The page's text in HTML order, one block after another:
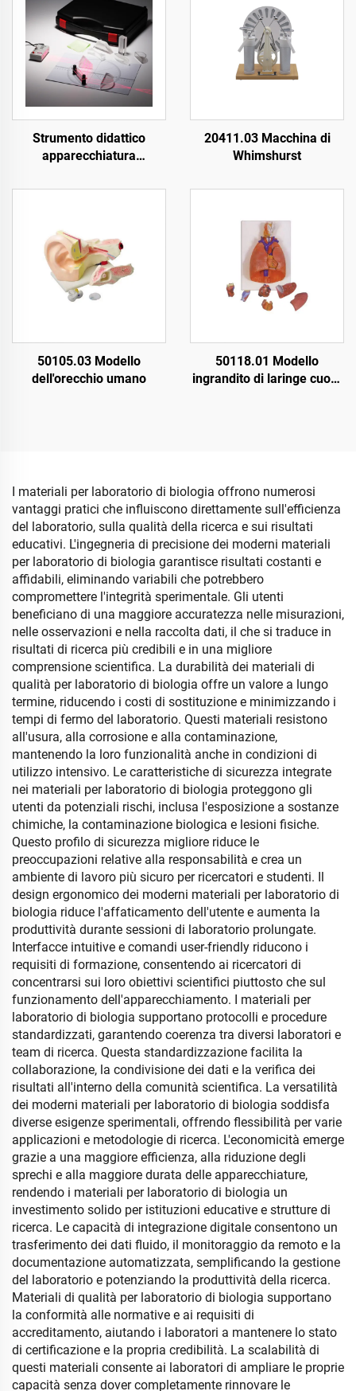
Strumento didattico
apparecchiatura
laser ottico
20411.03 Macchina di
Whimshurst
50105.03 Modello
dell'orecchio umano
50118.01 Modello
ingrandito di laringe cuore
I materiali per laboratorio di biologia offrono numerosi
vantaggi pratici che influiscono direttamente sull'efficienza
del laboratorio, sulla qualità della ricerca e sui risultati
educativi. L'ingegneria di precisione dei moderni materiali
per laboratorio di biologia garantisce risultati costanti e
affidabili, eliminando variabili che potrebbero
compromettere l'integrità sperimentale. Gli utenti
beneficiano di una maggiore accuratezza nelle misurazioni,
nelle osservazioni e nella raccolta dati, il che si traduce in
risultati di ricerca più credibili e in una migliore
comprensione scientifica. La durabilità dei materiali di
qualità per laboratorio di biologia offre un valore a lungo
termine, riducendo i costi di sostituzione e minimizzando i
tempi di fermo del laboratorio. Questi materiali resistono
all'usura, alla corrosione e alla contaminazione,
mantenendo la loro funzionalità anche in condizioni di
utilizzo intensivo. Le caratteristiche di sicurezza integrate
nei materiali per laboratorio di biologia proteggono gli
utenti da potenziali rischi, inclusa l'esposizione a sostanze
chimiche, la contaminazione biologica e lesioni fisiche.
Questo profilo di sicurezza migliore riduce le
preoccupazioni relative alla responsabilità e crea un
ambiente di lavoro più sicuro per ricercatori e studenti. Il
design ergonomico dei moderni materiali per laboratorio di
biologia riduce l'affaticamento dell'utente e aumenta la
produttività durante sessioni di laboratorio prolungate.
Interfacce intuitive e comandi user-friendly riducono i
requisiti di formazione, consentendo ai ricercatori di
concentrarsi sui loro obiettivi scientifici piuttosto che sul
funzionamento dell'apparecchiamento. I materiali per
laboratorio di biologia supportano protocolli e procedure
standardizzati, garantendo coerenza tra diversi laboratori e
team di ricerca. Questa standardizzazione facilita la
collaborazione, la condivisione dei dati e la verifica dei
risultati all'interno della comunità scientifica. La versatilità
dei moderni materiali per laboratorio di biologia soddisfa
diverse esigenze sperimentali, offrendo flessibilità per varie
applicazioni e metodologie di ricerca. L'economicità emerge
grazie a una maggiore efficienza, alla riduzione degli
sprechi e alla maggiore durata delle apparecchiature,
rendendo i materiali per laboratorio di biologia un
investimento solido per istituzioni educative e strutture di
ricerca. Le capacità di integrazione digitale consentono un
trasferimento dei dati fluido, il monitoraggio da remoto e la
documentazione automatizzata, semplificando la gestione
del laboratorio e potenziando la produttività della ricerca.
Materiali di qualità per laboratorio di biologia supportano
la conformità alle normative e ai requisiti di
accreditamento, aiutando i laboratori a mantenere lo stato
di certificazione e la propria credibilità. La scalabilità di
questi materiali consente ai laboratori di ampliare le proprie
capacità senza dover completamente rinnovare le